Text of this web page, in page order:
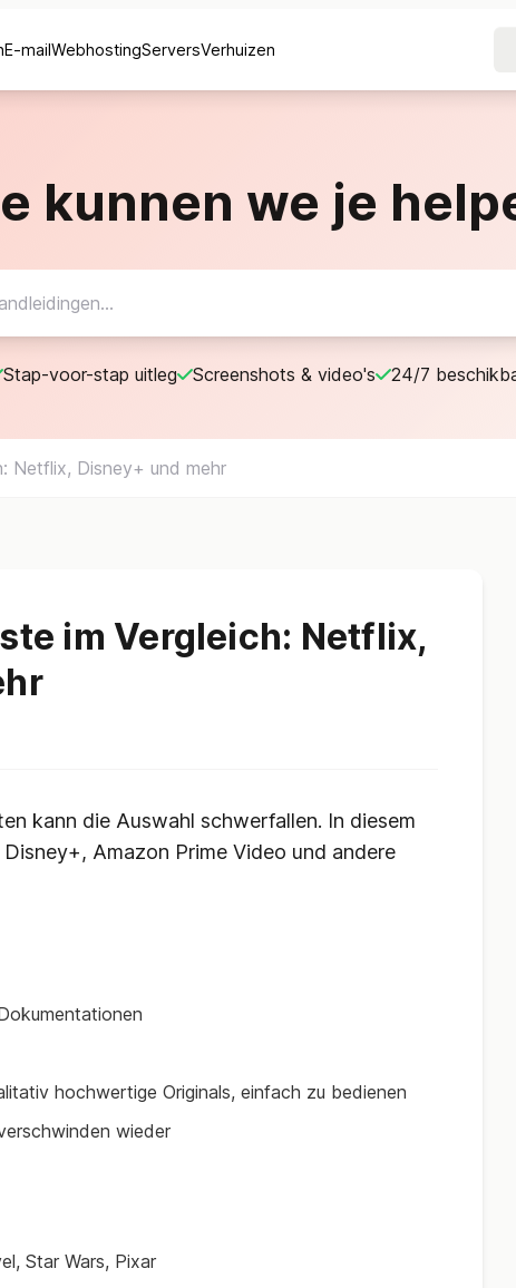
E-mailWebhostingServersVerhuizen
kunnen we je
Stap-voor-stap uitleg Screenshots & video's 24/7
Netflix, Disney+ und mehr
im Vergleich: Netflix,
kann die Auswahl schwerfallen. In diesem
Amazon Prime Video und andere
hochwertige Originals, einfach zu bedienen
wieder
Star Wars, Pixar